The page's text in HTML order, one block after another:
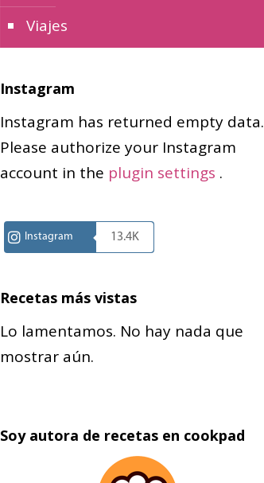
Viajes
Instagram
Instagram has returned empty data.
Please authorize your Instagram
account in the plugin settings .
Instagram 13.4K
Recetas más vistas
Lo lamentamos. No hay nada que
mostrar aún.
Soy autora de recetas en cookpad